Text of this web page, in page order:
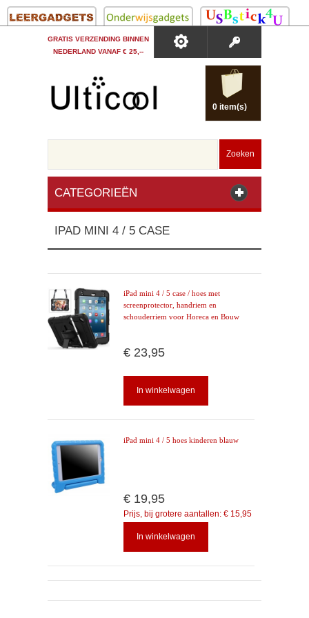
GRATIS VERZENDING BINNEN
NEDERLAND VANAF € 25,--
0 item(s)
Zoeken
CATEGORIEËN
IPAD MINI 4 / 5 CASE
iPad mini 4 / 5 case / hoes met
screenprotector, handriem en
schouderriem voor Horeca en Bouw
€ 23,95
In winkelwagen
iPad mini 4 / 5 hoes kinderen blauw
€ 19,95
Prijs, bij grotere aantallen: € 15,95
In winkelwagen